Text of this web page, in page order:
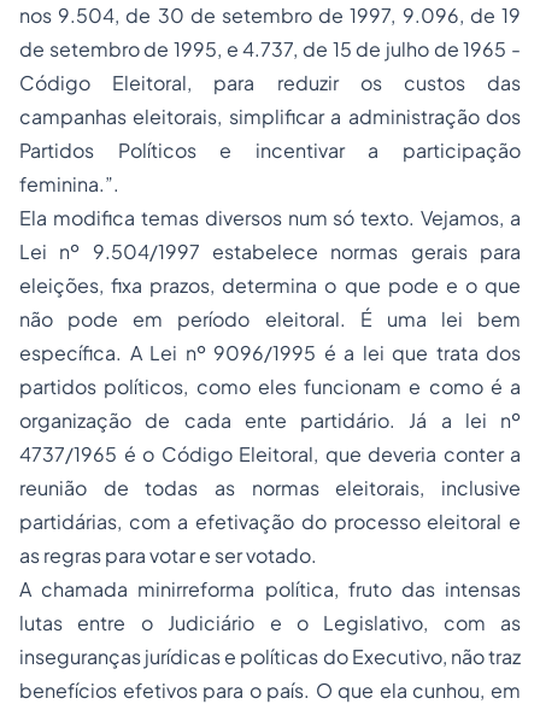
nos 9.504, de 30 de setembro de 1997, 9.096, de 19
de setembro de 1995, e 4.737, de 15 de julho de 1965 -
Código Eleitoral, para reduzir os custos das
campanhas eleitorais, simplificar a administração dos
Partidos Políticos e incentivar a participação
feminina.”.
Ela modifica temas diversos num só texto. Vejamos, a
Lei nº 9.504/1997 estabelece normas gerais para
eleições, fixa prazos, determina o que pode e o que
não pode em período eleitoral. É uma lei bem
específica. A Lei nº 9096/1995 é a lei que trata dos
partidos políticos, como eles funcionam e como é a
organização de cada ente partidário. Já a lei nº
4737/1965 é o Código Eleitoral, que deveria conter a
reunião de todas as normas eleitorais, inclusive
partidárias, com a efetivação do processoeleitoral e
as regras para votar e ser votado.
A chamada minirreforma política, fruto das intensas
lutas entre o Judiciário e o Legislativo, com as
inseguranças jurídicas e políticas do Executivo, não traz
benefícios efetivos para o país. O que ela cunhou, em